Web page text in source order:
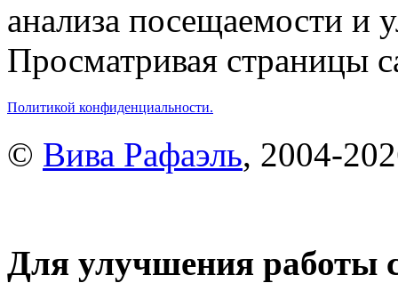
анализа посещаемости и
Просматривая страницы
Политикой конфиденциальности.
© Вива Рафаэль, 2004-
Для улучшения работы